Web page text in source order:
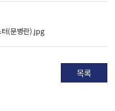
터(문병란).jpg
목록